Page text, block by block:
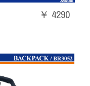
￥ 4290